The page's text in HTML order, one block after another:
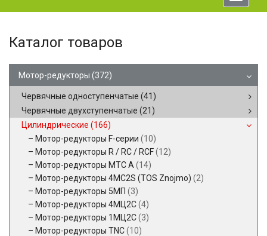
Каталог товаров
Мотор-редукторы (372)
Червячные одноступенчатые (41)
Червячные двухступенчатые (21)
Цилиндрические (166)
Мотор-редукторы F-серии (10)
Мотор-редукторы R / RC / RCF(12)
Мотор-редукторы MTC A (14)
Мотор-редукторы 4MC2S (TOS Znojmo) (2)
Мотор-редукторы 5МП (3)
Мотор-редукторы 4МЦ2С(4)
Мотор-редукторы 1МЦ2С(3)
Мотор-редукторы TNC(10)